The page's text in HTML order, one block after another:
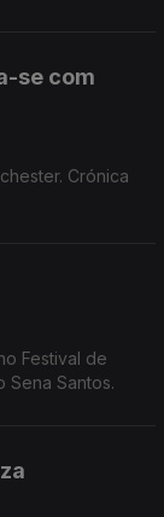
se com
Crónica
Festival de
Sena Santos.